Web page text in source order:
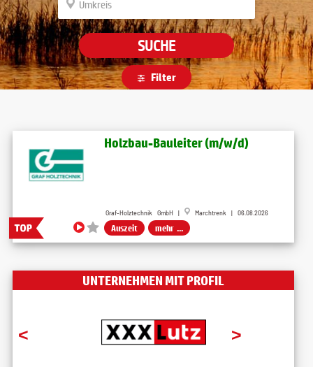
SUCHE
Filter
Holzbau-Bauleiter (m/w/d)
Graf-Holztechnik GmbH | Marchtrenk | 06.08.2026
Auszeit mehr ...
UNTERNEHMEN MIT PROFIL
< >